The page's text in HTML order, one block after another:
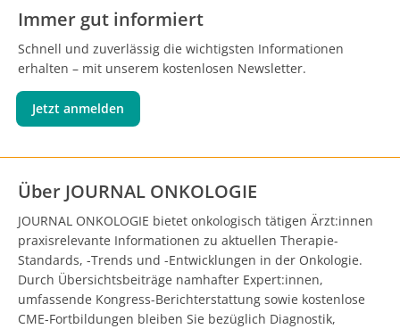
Immer gut informiert
Schnell und zuverlässig die wichtigsten Informationen
erhalten – mit unserem kostenlosen Newsletter.
Jetzt anmelden
Über JOURNAL ONKOLOGIE
JOURNAL ONKOLOGIE bietet onkologisch tätigen Ärzt:innen
praxisrelevante Informationen zu aktuellen Therapie-
Standards, -Trends und -Entwicklungen in der Onkologie.
Durch Übersichtsbeiträge namhafter Expert:innen,
umfassende Kongress-Berichterstattung sowie kostenlose
CME-Fortbildungen bleiben Sie bezüglich Diagnostik,